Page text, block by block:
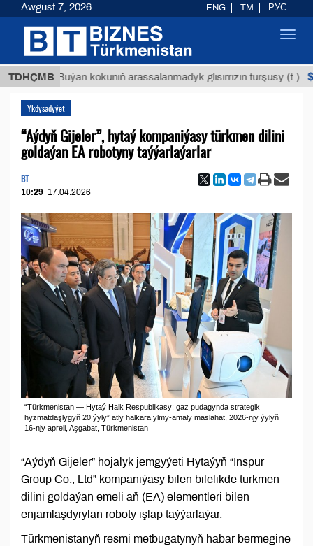
TDHÇMB
Buýan köküniň arassalanmadyk glisirrizin turşusy (t.)
Ykdysadyýet
“Aýdyň Gijeler”, hytaý kompaniýasy türkmen dilini
goldaýan EA robotyny taýýarlaýarlar
BT
10:29 17.04.2026
“Türkmenistan — Hytaý Halk Respublikasy: gaz pudagynda strategik
hyzmatdaşlygyň 20 ýyly” atly halkara ylmy-amaly maslahat, 2026-njy ýylyň
16-njy apreli, Aşgabat, Türkmenistan
“Aýdyň Gijeler” hojalyk jemgyýeti Hytaýyň “Inspur
Group Co., Ltd” kompaniýasy bilen bilelikde türkmen
dilini goldaýan emeli aň (EA) elementleri bilen
enjamlaşdyrylan roboty işläp taýýarlaýar.
Türkmenistanyň resmi metbugatynyň habar bermegine
Awgust 7, 2026 ENG TM РУС